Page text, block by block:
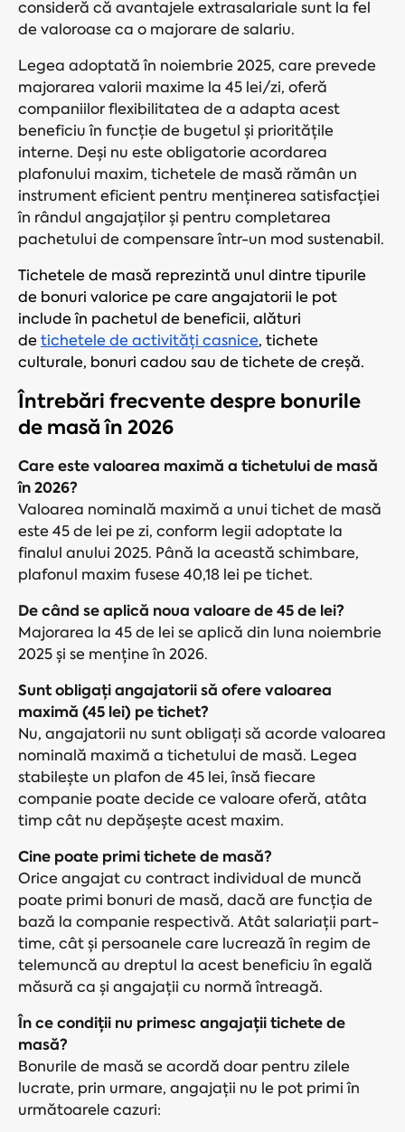
consideră că avantajele extrasalariale sunt la fel
de valoroase ca o majorare de salariu.
Legea adoptată în noiembrie 2025, care prevede
majorarea valorii maxime la 45 lei/zi, oferă
companiilor flexibilitatea de a adapta acest
beneficiu în funcție de bugetul și prioritățile
interne. Deși nu este obligatorie acordarea
plafonului maxim, tichetele de masă rămân un
instrument eficient pentru menținerea satisfacției
în rândul angajaților și pentru completarea
pachetului de compensare într-un mod sustenabil.
Tichetele de masă reprezintă unul dintre tipurile
de bonuri valorice pe care angajatorii le pot
include în pachetul de beneficii, alături
detichetele de activități casnice, tichete
culturale, bonuri cadou sau de tichete de creșă.
Întrebări frecvente despre bonurile
de masă în 2026
Care este valoarea maximă a tichetului de masă
în 2026?
Valoarea nominală maximă a unui tichet de masă
este 45 de lei pe zi, conform legii adoptate la
finalul anului 2025. Până la această schimbare,
plafonul maxim fusese 40,18 lei pe tichet.
De când se aplică noua valoare de 45 de lei?
Majorarea la 45 de lei se aplică din luna noiembrie
2025 și se menține în 2026.
Sunt obligați angajatorii să ofere valoarea
maximă (45 lei) pe tichet?
Nu, angajatorii nu sunt obligați să acorde valoarea
nominală maximă a tichetului de masă. Legea
stabilește un plafon de 45 lei, însă fiecare
companie poate decide ce valoare oferă, atâta
timp cât nu depășește acest maxim.
Cine poate primi tichete de masă?
Orice angajat cu contract individual de muncă
poate primi bonuri de masă, dacă are funcția de
bază la companie respectivă. Atât salariații part-
time, cât și persoanele care lucrează în regim de
telemuncă au dreptul la acest beneficiu în egală
măsură ca și angajații cu normă întreagă.
În ce condiții nu primesc angajații tichete de
masă?
Bonurile de masă se acordă doar pentru zilele
lucrate, prin urmare, angajații nu le pot primi în
următoarele cazuri: